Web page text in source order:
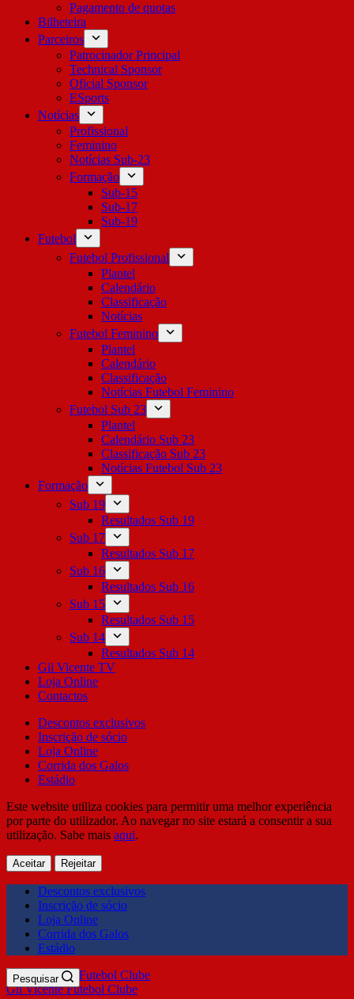
Pagamento de quotas
Bilheteira
Parceiros
Patrocinador Principal
Technical Sponsor
Oficial Sponsor
ESports
Notícias
Profissional
Feminino
Notícias Sub-23
Formação
Sub-15
Sub-17
Sub-19
Futebol
Futebol Profissional
Plantel
Calendário
Classificação
Notícias
Futebol Feminino
Plantel
Calendário
Classificação
Notícias Futebol Feminino
Futebol Sub 23
Plantel
Calendário Sub 23
Classificação Sub 23
Notícias Futebol Sub 23
Formação
Sub 19
Resultados Sub 19
Sub 17
Resultados Sub 17
Sub 16
Resultados Sub 16
Sub 15
Resultados Sub 15
Sub 14
Resultados Sub 14
Gil Vicente TV
Loja Online
Contactos
Descontos exclusivos
Inscrição de sócio
Loja Online
Corrida dos Galos
Estádio
Este website utiliza cookies para permitir uma melhor experiência
por parte do utilizador. Ao navegar no site estará a consentir a sua
utilização. Sabe mais aqui.
Aceitar Rejeitar
Descontos exclusivos
Inscrição de sócio
Loja Online
Corrida dos Galos
Estádio
Gil Vicente Futebol Clube
Pesquisar